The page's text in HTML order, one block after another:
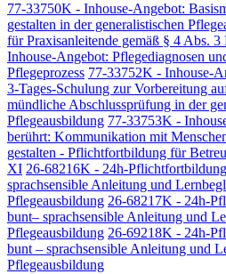
77-33750K - Inhouse-Angebot:
gestalten in der generalistischen
für Praxisanleitende gemäß § 4 Abs.
Inhouse-Angebot: Pflegediagnosen
Pflegeprozess 77-33752K - Inhouse-
3-Tages-Schulung zur Vorbereitung
mündliche Abschlussprüfung in der
Pflegeausbildung 77-33753K -
berührt: Kommunikation mit
gestalten - Pflichtfortbildung für
XI 26-68216K - 24h-
sprachsensible Anleitung und
Pflegeausbildung 26-68217K - 24h-
bunt– sprachsensible Anleitung und
Pflegeausbildung 26-69218K - 24h-
bunt – sprachsensible Anleitung und
Pflegeausbildung